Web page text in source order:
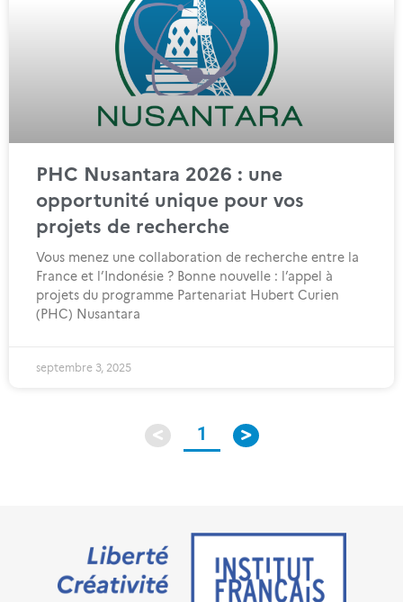
PHC Nusantara 2026 : une
opportunité unique pour vos
projets de recherche
Vous menez une collaboration de recherche entre la
France et l’Indonésie ? Bonne nouvelle : l’appel à
projets du programme Partenariat Hubert Curien
(PHC) Nusantara
septembre 3, 2025
1